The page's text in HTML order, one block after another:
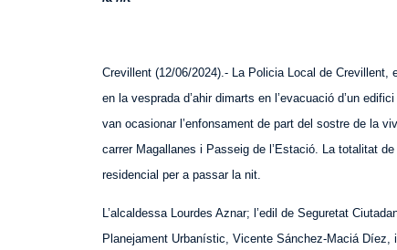
Crevillent (12/06/2024).- La Policia Local de
en la vesprada d’ahir dimarts en l’evacuació d’un
van ocasionar l’enfonsament de part del sostre de la
carrer Magallanes i Passeig de l’Estació. La totalitat
residencial per a passar la nit.
L’alcaldessa Lourdes Aznar; l’edil de Seguretat
Planejament Urbanístic, Vicente Sánchez-Maciá